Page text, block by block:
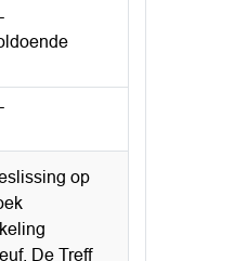
op
De Treff